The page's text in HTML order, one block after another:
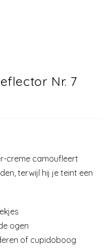
Nr. 7
creme camoufleert
terwijl hij je teint een
ogen
of cupidoboog